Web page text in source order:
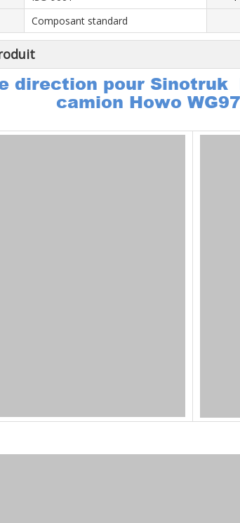
Composant standard
direction pour Sinotruk
camion Howo